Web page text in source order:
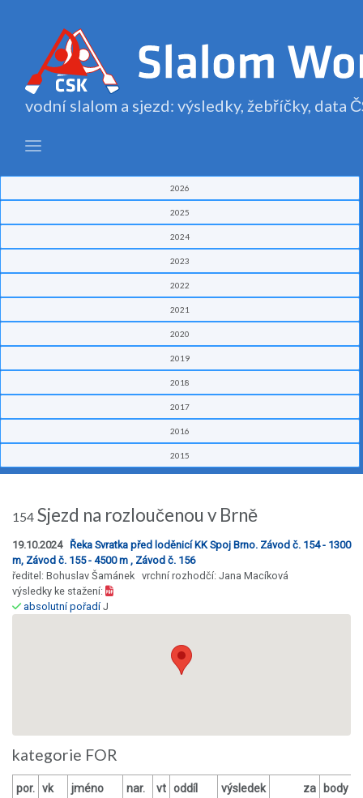
vodní slalom a sjezd: výsledky, žebříčky, data
2026
2025
2024
2023
2022
2021
2020
2019
2018
2017
2016
2015
154 Sjezd na rozloučenou v Brně
19.10.2024 Řeka Svratka před loděnicí KK Spoj Brno. Závod č. 154 - 1300
m, Závod č. 155 - 4500 m , Závod č. 156
ředitel: Bohuslav Šamánek vrchní rozhodčí: Jana Macíková
výsledky ke stažení:
absolutní pořadíJ
kategorie FOR
por. vk jméno nar. vt oddíl výsledek
za
body